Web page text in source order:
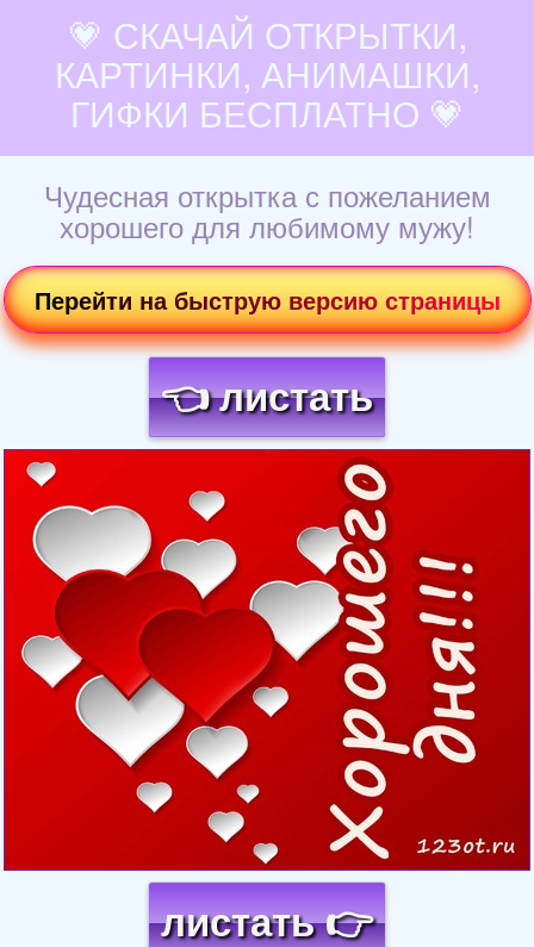
💗 СКАЧАЙ ОТКРЫТКИ,
КАРТИНКИ, АНИМАШКИ,
ГИФКИ БЕСПЛАТНО 💗
Чудесная открытка с пожеланием
хорошего для любимому мужу!
Перейти на быструю версию страницы
👈 листать
Загрузка картинки...
листать 👉